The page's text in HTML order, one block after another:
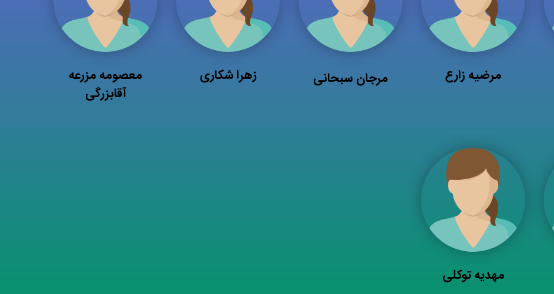
مرضیه زارع مرجان سبحانی زهرا شکاری
معصومه مزرعه
آقابزرگی
مهدیه توکلی